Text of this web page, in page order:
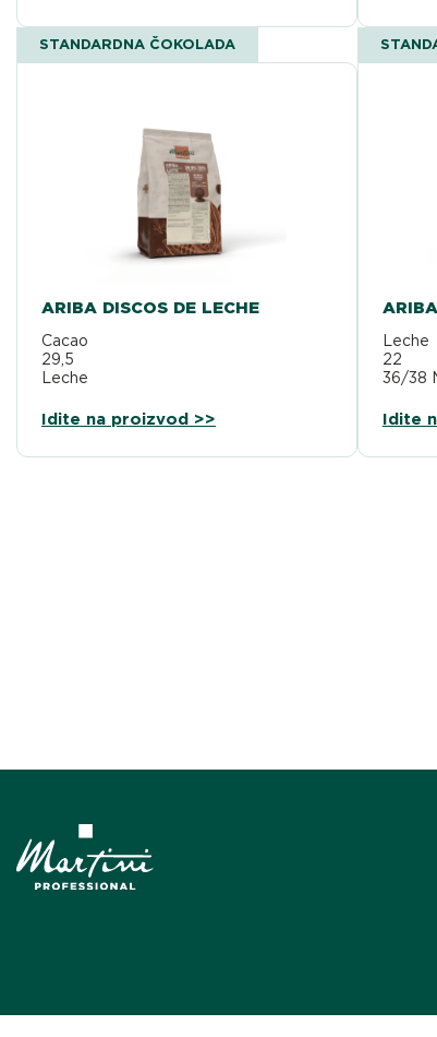
STANDARDNA ČOKOLADA
ARIBA DISCOS DE LECHE
Cacao
29,5
Leche
32/34 MG Fluidez: 2,5/5 Intensidad del
Idite na proizvod >>
Leche
36/38
Idite